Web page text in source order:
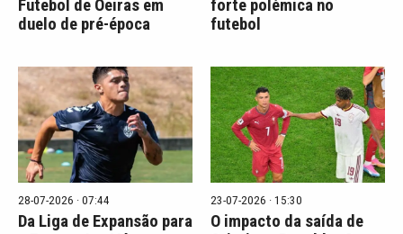
Futebol de Oeiras em
duelo de pré-época
forte polémica no
futebol
28-07-2026 · 07:44
Da Liga de Expansão para
23-07-2026 · 15:30
O impacto da saída de